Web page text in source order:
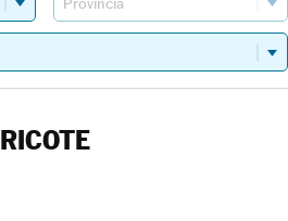
RICOTE